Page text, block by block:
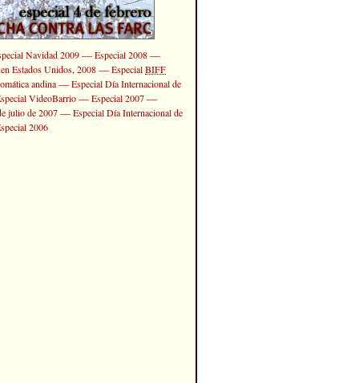
Navidad 2009—Especial 2008—
Estados Unidos, 2008—EspecialBIFF
andina—Especial Día Internacional de
VideoBarrio—Especial 2007—
julio de 2007—Especial Día Internacional de
2006